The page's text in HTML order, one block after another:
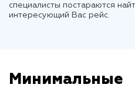
специалисты постараются
интересующий Вас рейс.
Минимальные